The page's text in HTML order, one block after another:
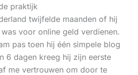
praktijk
twijfelde maanden of hij
was voor online geld verdienen.
pas toen hij één simpele blog
6 dagen kreeg hij zijn eerste
me vertrouwen om door te